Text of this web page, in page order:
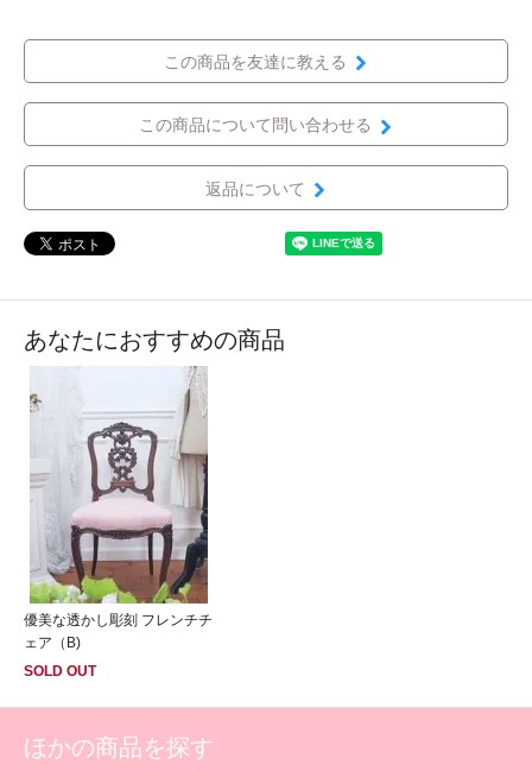
この商品を友達に教える
この商品について問い合わせる
返品について
あなたにおすすめの商品
優美な透かし彫刻 フレンチチ
ェア（B)
SOLD OUT
ほかの商品を探す